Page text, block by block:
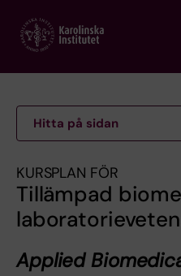
main
Hitta på sidan
KURSPLAN FÖR
Tillämpad
Applied